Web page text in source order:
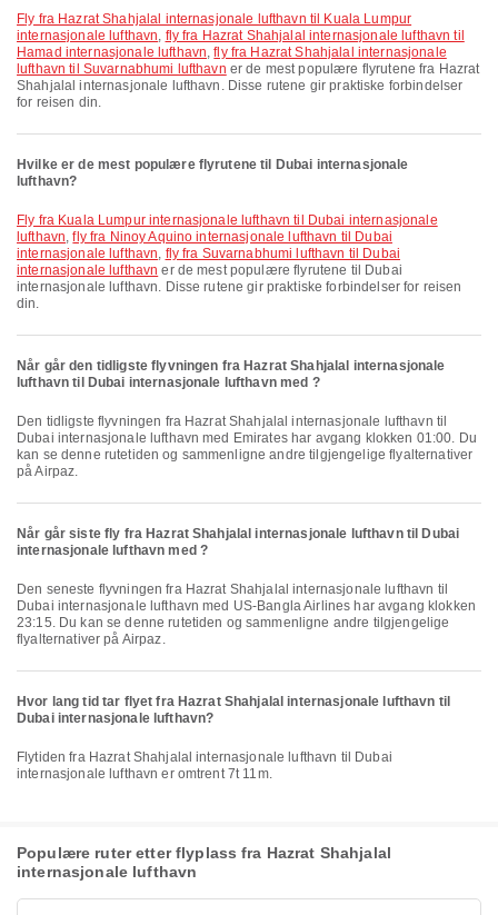
fly fra Hazrat Shahjalal internasjonale lufthavn til Kuala Lumpur
internasjonale lufthavn, fly fra Hazrat Shahjalal internasjonale lufthavn til
Hamad internasjonale lufthavn,fly fra Hazrat Shahjalal internasjonale
lufthavn til Suvarnabhumi lufthavn er de mest populære flyrutene fra Hazrat
Shahjalal internasjonale lufthavn. Disse rutene gir praktiske forbindelser
for reisen din.
Hvilke er de mest populære flyrutene til Dubai internasjonale
lufthavn?
fly fra Kuala Lumpur internasjonale lufthavn til Dubai internasjonale
lufthavn,fly fra Ninoy Aquino internasjonale lufthavn til Dubai
internasjonale lufthavn, fly fra Suvarnabhumi lufthavn til Dubai
internasjonale lufthavn er de mest populære flyrutene til Dubai
internasjonale lufthavn. Disse rutene gir praktiske forbindelser for reisen
din.
Når går den tidligste flyvningen fra Hazrat Shahjalal internasjonale
lufthavn til Dubai internasjonale lufthavn med ?
Den tidligste flyvningen fra Hazrat Shahjalal internasjonale lufthavn til
Dubai internasjonale lufthavn med Emirates har avgang klokken 01:00. Du
kan se denne rutetiden og sammenligne andre tilgjengelige flyalternativer
på Airpaz.
Når går siste fly fra Hazrat Shahjalal internasjonale lufthavn til Dubai
internasjonale lufthavn med ?
Den seneste flyvningen fra Hazrat Shahjalal internasjonale lufthavn til
Dubai internasjonale lufthavn med US-Bangla Airlines har avgang klokken
23:15. Du kan se denne rutetiden og sammenligne andre tilgjengelige
flyalternativer på Airpaz.
Hvor lang tid tar flyet fra Hazrat Shahjalal internasjonale lufthavn til
Dubai internasjonale lufthavn?
Flytiden fra Hazrat Shahjalal internasjonale lufthavn til Dubai
internasjonale lufthavn er omtrent 7t 11m.
Populære ruter etter flyplass fra Hazrat Shahjalal
internasjonale lufthavn